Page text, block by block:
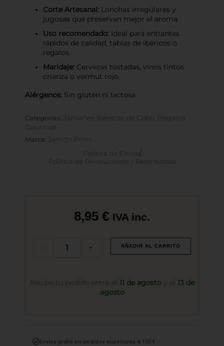
Corte Artesanal: Lonchas irregulares y
jugosas que preservan mejor el aroma.
Uso recomendado: Ideal para entrantes
rápidos de calidad, tablas de ibéricos o
regalos.
Maridaje: Cervezas tostadas, vinos tintos
crianza o vermut rojo.
Alérgenos: Sin gluten ni lactosa
Categorías: Jamones Ibéricos de Cebo, Regalos
Gourmet
Marca: Jamón Prim
Política de Envíos
Política de Devoluciones y Reembolsos
8,95 € IVA inc.
Ibérico
cantidad
+ AÑADIR AL CARRITO
Recibe tu pedido entre el 11 de agostoy el 13 de
agosto
Envíos gratis en pedidos superiores a 150 €.